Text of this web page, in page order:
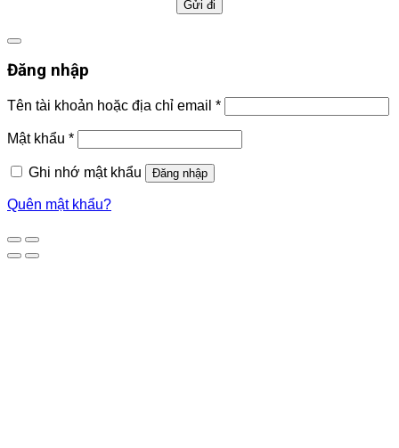
Đăng nhập
Tên tài khoản hoặc địa chỉ email *
Mật khẩu *
Ghi nhớ mật khẩu Đăng nhập
Quên mật khẩu?